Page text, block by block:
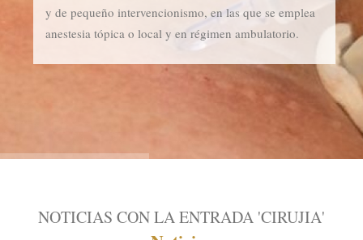
y de pequeño intervencionismo, en las que se emplea
anestesia tópica o local y en régimen ambulatorio.
NOTICIAS CON LA ENTRADA 'CIRUJIA'